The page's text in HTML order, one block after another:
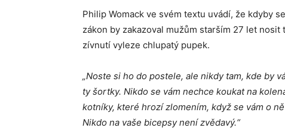
Philip Womack ve svém textu uvádí, že kdyby
zákon by zakazoval mužům starším 27 let
zívnutí vyleze chlupatý pupek.
„Noste si ho do postele, ale nikdy tam, kde by
ty šortky. Nikdo se vám nechce koukat na
kotníky, které hrozí zlomením, když se vám o
Nikdo na vaše bicepsy není zvědavý.“